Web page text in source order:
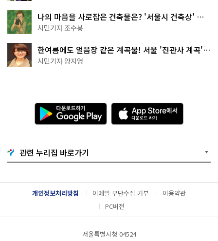
나의 마음을 사로잡은 건축물은? '서울시 건축상' 수
상작 공개!
시민기자 조수봉
한여름에도 얼음장 같은 계곡물! 서울 '진관사 계곡'이
천국이네~
시민기자 양지영
다
운
로
기
G
o
g
l
e
A
p
p
e
서
다
운
관련 누리집 바로가기
개인정보처리방침 이메일 무단수집 거부
이용약관
PC버전
서울특별시청 04524